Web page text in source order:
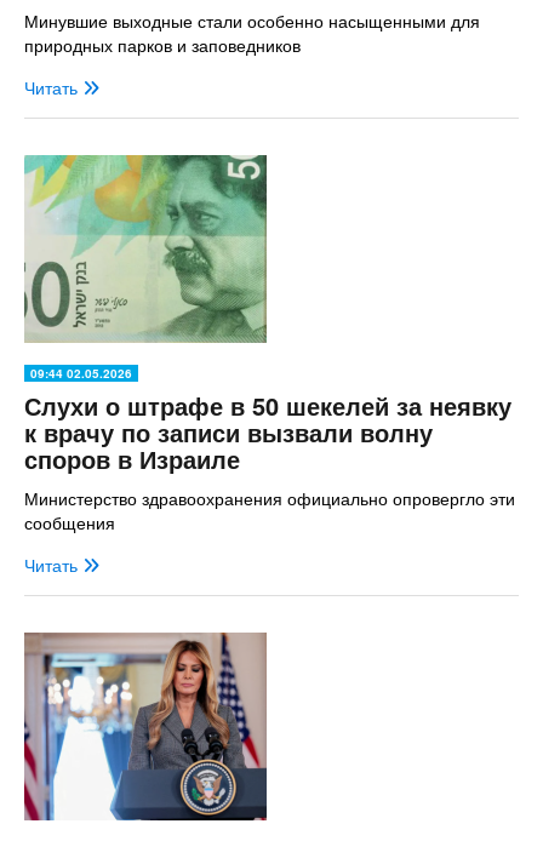
Минувшие выходные стали особенно насыщенными для
природных парков и заповедников
Читать
09:44 02.05.2026
Слухи о штрафе в 50 шекелей за неявку
к врачу по записи вызвали волну
споров в Израиле
Министерство здравоохранения официально опровергло эти
сообщения
Читать